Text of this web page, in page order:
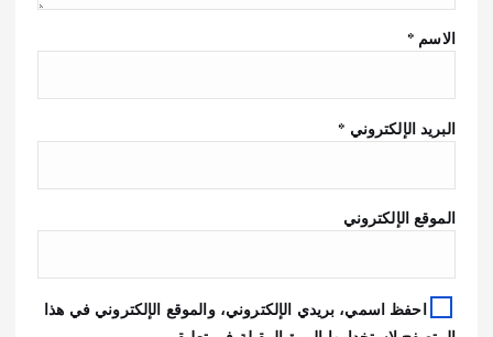
الاسم *
البريد الإلكتروني *
الموقع الإلكتروني
احفظ اسمي، بريدي الإلكتروني، والموقع الإلكتروني في هذا